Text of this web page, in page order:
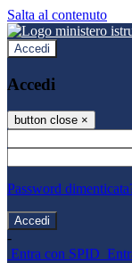
Salta al contenuto
Accedi
Accedi
button close ×
Password
-
Entra con SPID